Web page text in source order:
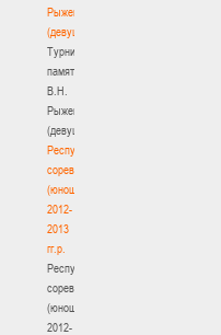
Рыженкова
(девушки)
Турнир
памяти
В.Н.
Рыженкова
(девушки)
Республиканские
соревнования
(юноши)
2012-
2013
гг.р.
Республиканские
соревнования
(юноши)
2012-